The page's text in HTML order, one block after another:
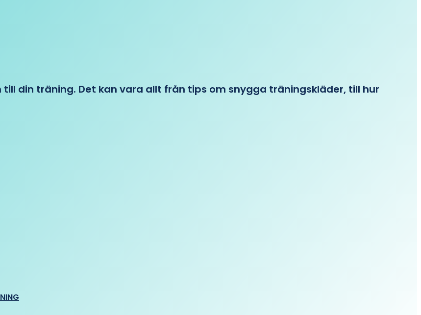
din träning. Det kan vara allt från tips om snygga träningskläder, till hur